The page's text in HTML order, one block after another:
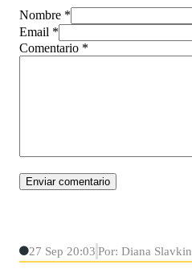
Nombre *
Email *
Comentario *
27 Sep 20:03 Por: Diana Slavkin